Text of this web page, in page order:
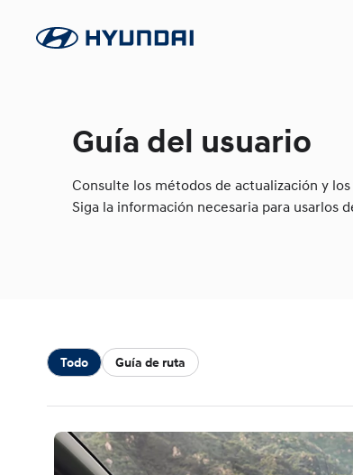
Guía del usuario
Consulte los métodos de actualización y
Siga la información necesaria para usarlos
Todo Guía de ruta